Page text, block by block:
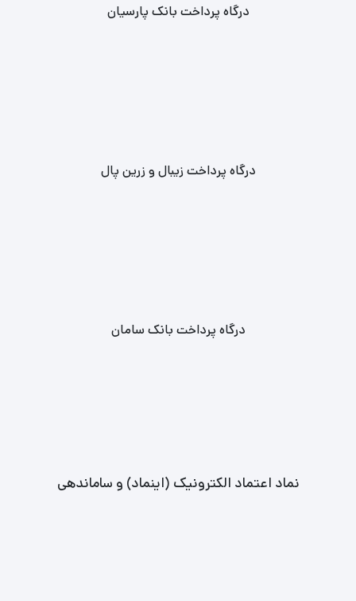
درگاه پرداخت بانک پارسیان
درگاه پرداخت زیبال و زرین پال
درگاه پرداخت بانک سامان
نماد اعتماد الکترونیک (اینماد) و ساماندهی